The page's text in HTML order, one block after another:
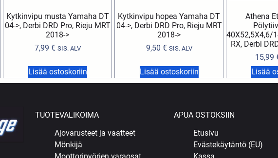
Kytkinvipu musta Yamaha DT
04->, Derbi DRD Pro, Rieju MRT
2018->
7,99 € SIS. ALV
Lisää ostoskoriin
Kytkinvipu hopea Yamaha DT
04->, Derbi DRD Pro, Rieju MRT
2018->
9,50 € SIS. ALV
Lisää ostoskoriin
Athena
40X52,5X4,6/
RX, Derbi
15,99
Lisää
TUOTEVALIKOIMA
Ajovarusteet ja vaatteet
Mönkijä
Moottoripyörien varaosat
APUA OSTOKSIIN
Etusivu
Evästekäytäntö (EU)
Kassa